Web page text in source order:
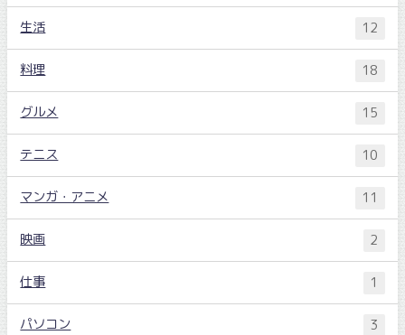
生活 12
料理 18
グルメ 15
テニス 10
マンガ・アニメ 11
映画 2
仕事 1
パソコン 3